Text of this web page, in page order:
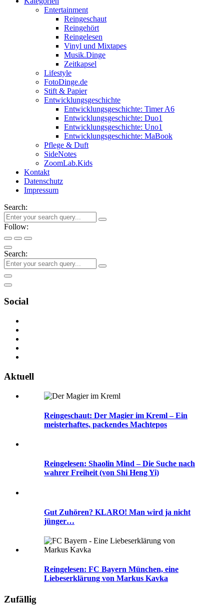
Entertainment
Reingeschaut
Reingehört
Reingelesen
Vinyl und Mixtapes
Musik.Dinge
Zeitkapsel
Lifestyle
FotoDinge.de
Stift & Papier
Entwicklungsgeschichte
Entwicklungsgeschichte: Timer A6
Entwicklungsgeschichte: Duo1
Entwicklungsgeschichte: Uno1
Entwicklungsgeschichte: MaBook
Pflege & Duft
SideNotes
ZoomLab.Kids
Kontakt
Datenschutz
Impressum
Search:
Follow:
Search:
Social
Aktuell
Reingeschaut: Der Magier im Kreml – Ein
meisterhaftes, packendes Machtepos
Reingelesen: Shaolin Mind – Die Suche nach
wahrer Freiheit (von Shi Heng Yi)
Gut Zuhören? KLARO! Man wird ja nicht
jünger…
Reingelesen: FC Bayern München, eine
Liebeserklärung von Markus Kavka
Zufällig